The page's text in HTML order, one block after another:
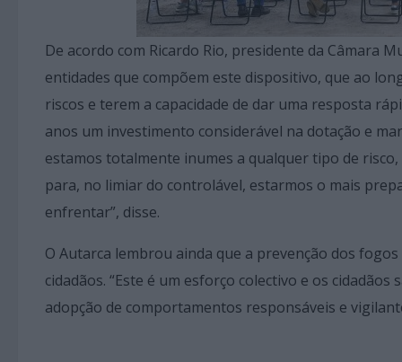
De acordo com Ricardo Rio, presidente da Câmara
entidades que compõem este dispositivo, que ao
riscos e terem a capacidade de dar uma resposta
anos um investimento considerável na dotação e
estamos totalmente inumes a qualquer tipo de
para, no limiar do controlável, estarmos o mais
enfrentar”, disse.
O Autarca lembrou ainda que a prevenção dos
cidadãos. “Este é um esforço colectivo e os
adopção de comportamentos responsáveis e